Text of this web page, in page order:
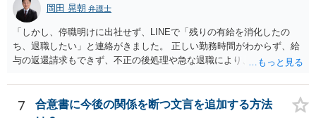
岡田 晃朝 弁護士
「しかし、停職明けに出社せず、LINEで「残りの有給を消化したの
ち、退職したい」と連絡がきました。 正しい勤務時間がわからず、給
与の返還請求もできず、不正の後処理や急な退職により、社や他のス
状況です。」 大変悪質ですね。打刻場所のデータと、これまでのタイ
ムカードの虚偽を確認し、突き付けて責任を問題にすることになるで
しょう。 詐欺もありうるでしょうね。 「正しい時間がわからないとい
7
合意書に今後の関係を断つ文言を追加する方法